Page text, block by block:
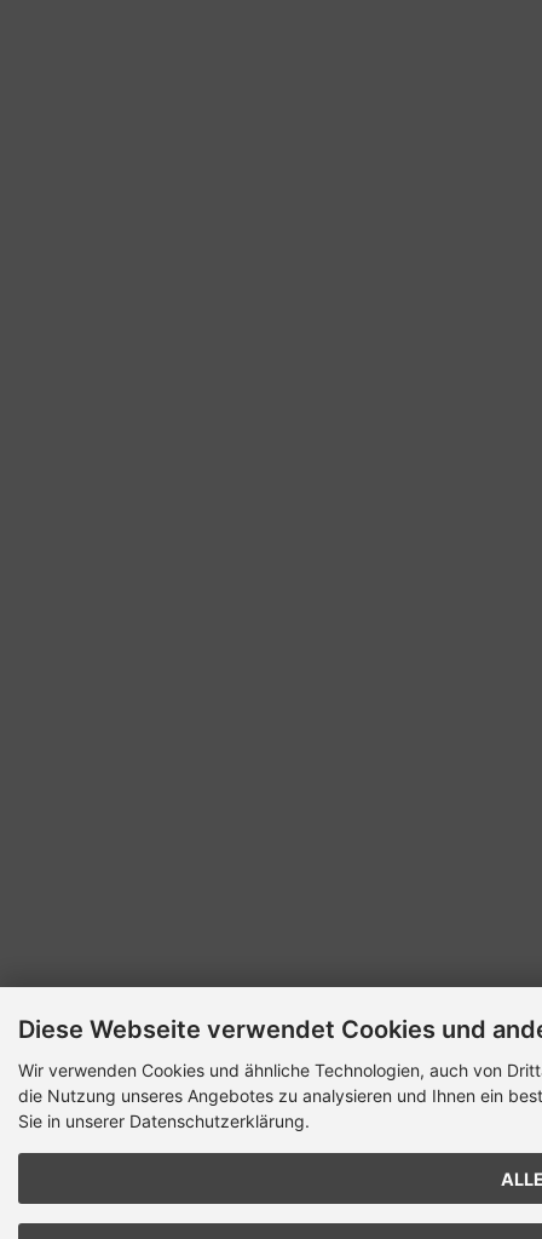
Diese Webseite verwendet Cookies und
Wir verwenden Cookies und ähnliche Technologien, auch von
die Nutzung unseres Angebotes zu analysieren und Ihnen ein
Sie in unserer Datenschutzerklärung.